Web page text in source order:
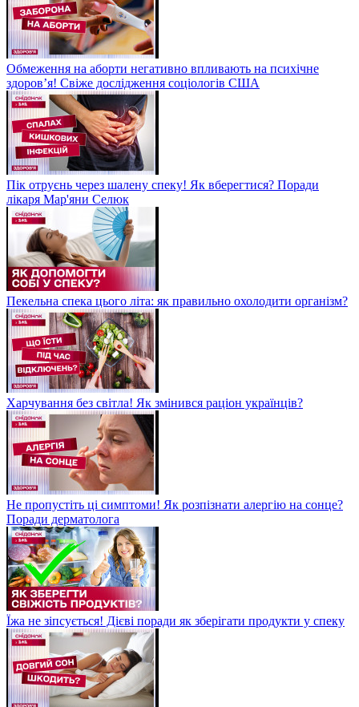
Обмеження на аборти негативно впливають на психічне
здоров’я! Свіже дослідження соціологів США
Пік отруєнь через шалену спеку! Як вберегтися? Поради
лікаря Мар'яни Селюк
Пекельна спека цього літа: як правильно охолодити організм?
Харчування без світла! Як змінився раціон українців?
Не пропустіть ці симптоми! Як розпізнати алергію на сонце?
Поради дерматолога
Їжа не зіпсується! Дієві поради як зберігати продукти у спеку